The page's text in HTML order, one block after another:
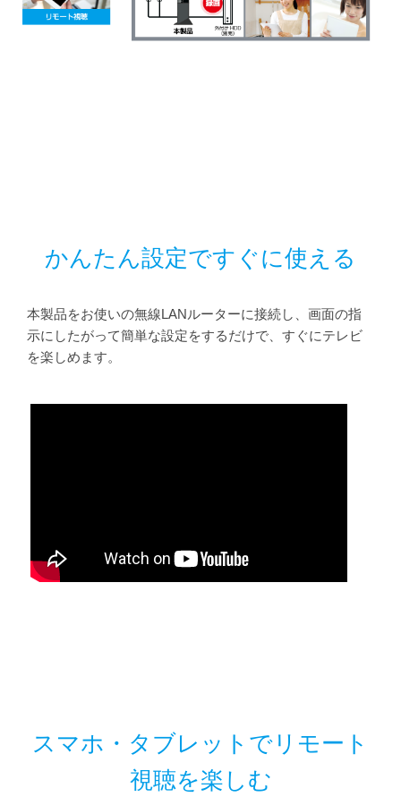
かんたん設定ですぐに使える
本製品をお使いの無線LANルーターに接続し、画面の指
示にしたがって簡単な設定をするだけで、すぐにテレビ
を楽しめます。
スマホ・タブレットでリモート
視聴を楽しむ